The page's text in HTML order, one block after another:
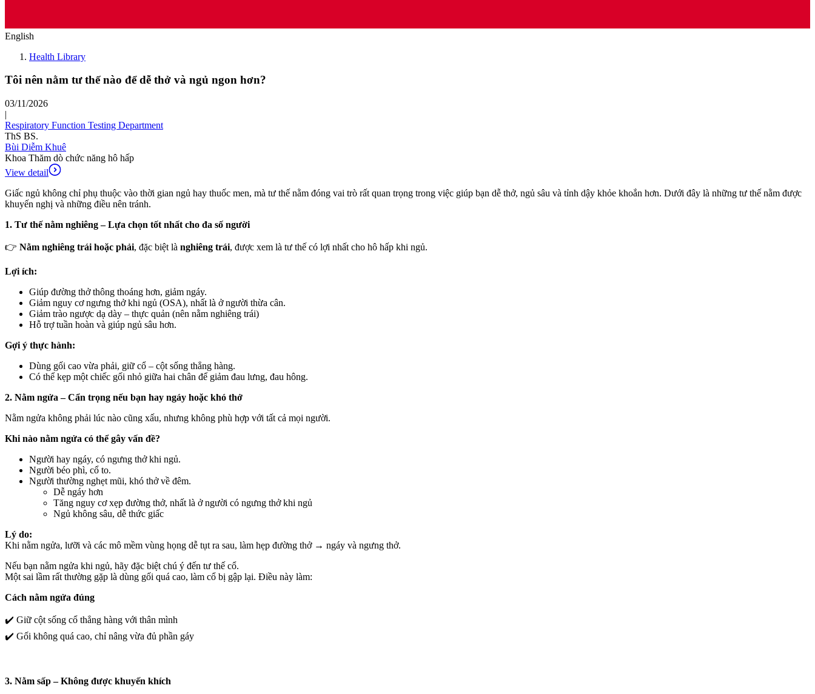
English
Health Library
Tôi nên nằm tư thế nào để dễ thở và ngủ ngon hơn?
03/11/2026
|
Respiratory Function Testing Department
ThS BS.
Bùi Diễm Khuê
Khoa Thăm dò chức năng hô hấp
View detail
Giấc ngủ không chỉ phụ thuộc vào thời gian ngủ hay thuốc men, mà tư thế nằm đóng vai trò rất quan trọng trong việc giúp bạn dễ thở, ngủ sâu và tỉnh dậy khỏe khoắn hơn. Dưới đây là những tư thế nằm được
khuyến nghị và những điều nên tránh.
1. Tư thế nằm nghiêng – Lựa chọn tốt nhất cho đa số người
👉 Nằm nghiêng trái hoặc phải, đặc biệt là nghiêng trái, được xem là tư thế có lợi nhất cho hô hấp khi ngủ.
Lợi ích:
Giúp đường thở thông thoáng hơn, giảm ngáy.
Giảm nguy cơ ngưng thở khi ngủ (OSA), nhất là ở người thừa cân.
Giảm trào ngược dạ dày – thực quản (nên nằm nghiêng trái)
Hỗ trợ tuần hoàn và giúp ngủ sâu hơn.
Gợi ý thực hành:
Dùng gối cao vừa phải, giữ cổ – cột sống thẳng hàng.
Có thể kẹp một chiếc gối nhỏ giữa hai chân để giảm đau lưng, đau hông.
2. Nằm ngửa – Cẩn trọng nếu bạn hay ngáy hoặc khó thở
Nằm ngửa không phải lúc nào cũng xấu, nhưng không phù hợp với tất cả mọi người.
Khi nào nằm ngửa có thể gây vấn đề?
Người hay ngáy, có ngưng thở khi ngủ.
Người béo phì, cổ to.
Người thường nghẹt mũi, khó thở về đêm.
Dễ ngáy hơn
Tăng nguy cơ xẹp đường thở, nhất là ở người có ngưng thở khi ngủ
Ngủ không sâu, dễ thức giấc
Lý do:
Khi nằm ngửa, lưỡi và các mô mềm vùng họng dễ tụt ra sau, làm hẹp đường thở → ngáy và ngưng thở.
Nếu bạn nằm ngửa khi ngủ, hãy đặc biệt chú ý đến tư thế cổ.
Một sai lầm rất thường gặp là dùng gối quá cao, làm cổ bị gập lại. Điều này làm:
Cách nằm ngửa đúng
✔️ Giữ cột sống cổ thẳng hàng với thân mình
✔️ Gối không quá cao, chỉ nâng vừa đủ phần gáy
3. Nằm sấp – Không được khuyến khích